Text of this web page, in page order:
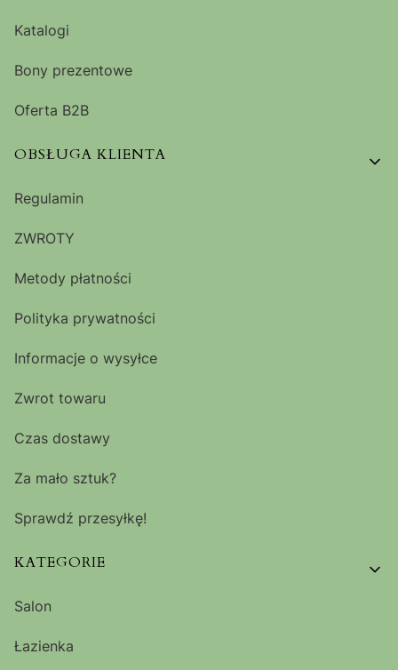
Katalogi
Bony prezentowe
Oferta B2B
OBSŁUGA KLIENTA
Regulamin
ZWROTY
Metody płatności
Polityka prywatności
Informacje o wysyłce
Zwrot towaru
Czas dostawy
Za mało sztuk?
Sprawdź przesyłkę!
KATEGORIE
Salon
Łazienka